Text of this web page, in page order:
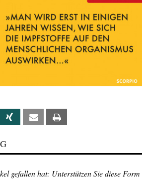
Linkedin Xing Email
gefallen hat: Unterstützen Sie diese Form